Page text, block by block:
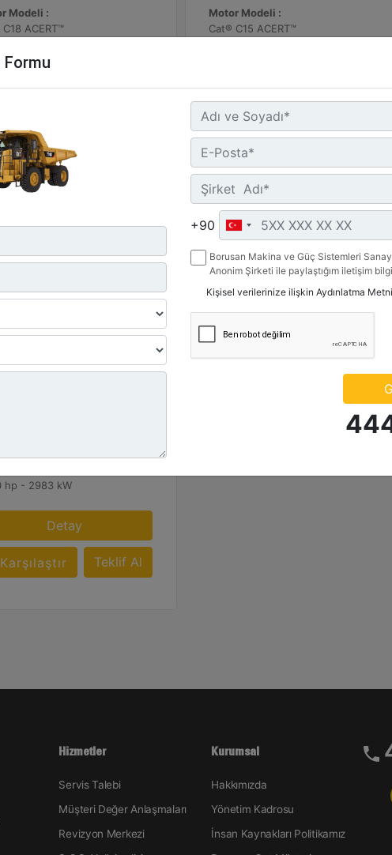
Modeli :
ACERT™
Hız - Yüklü :
sa. - 79.2 km/sa.
Karşılaştır
Motor Modeli :
Cat® C15 ACERT™
Detay
Karşılaştır
hp - 2983 kW
Detay
Karşılaştır Teklif Al
+90
Borusan Makina ve Güç Sistemleri
Anonim Şirketi ile paylaştığım iletişim
ile ilgili mesaj gönderilmesine izin
Kişisel verilerinize ilişkin Aydınlatma
Hizmetler
Servis Talebi
Müşteri Değer Anlaşmaları
Revizyon Merkezi
Kurumsal
Hakkımızda
Yönetim Kadrosu
İnsan Kaynakları Politikamız